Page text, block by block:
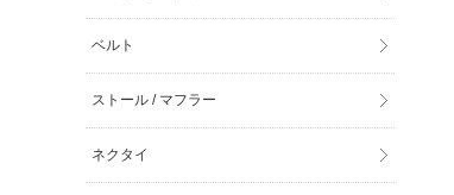
ベルト
ストール / マフラー
ネクタイ